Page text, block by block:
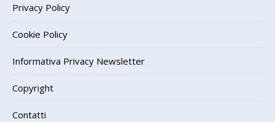
Privacy Policy
Cookie Policy
Informativa Privacy Newsletter
Copyright
Contatti